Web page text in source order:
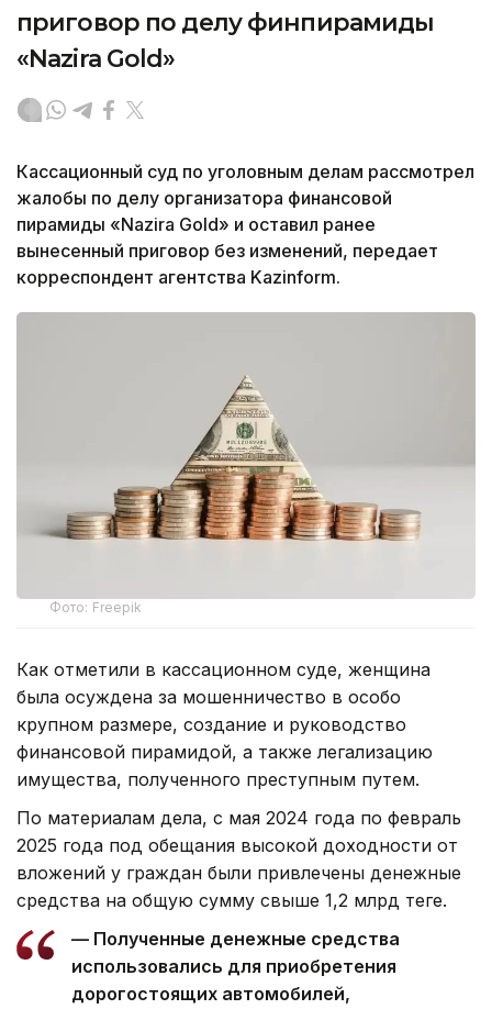
приговор по делу финпирамиды
«Nazira Gold»
Кассационный суд по уголовным делам рассмотрел
жалобы по делу организатора финансовой
пирамиды «Nazira Gold» и оставил ранее
вынесенный приговор без изменений, передает
корреспондент агентства Kazinform.
Фото: Freepik
Как отметили в кассационном суде, женщина
была осуждена за мошенничество в особо
крупном размере, создание и руководство
финансовой пирамидой, а также легализацию
имущества, полученного преступным путем.
По материалам дела, с мая 2024 года по февраль
2025 года под обещания высокой доходности от
вложений у граждан были привлечены денежные
средства на общую сумму свыше 1,2 млрд теңге.
— Полученные денежные средства
использовались для приобретения
дорогостоящих автомобилей,